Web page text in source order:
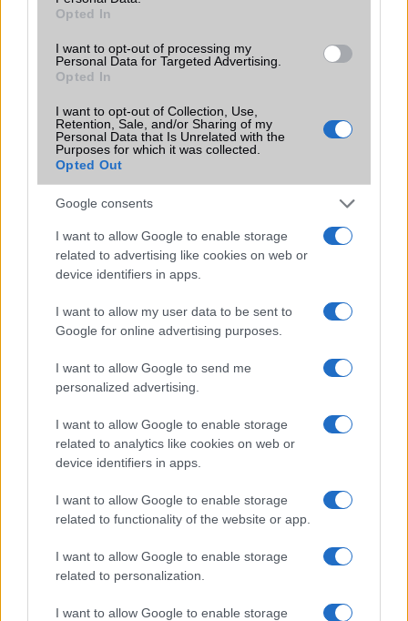
Opted In
I want to opt-out of processing my
Personal Data for Targeted Advertising.
Opted In
I want to opt-out of Collection, Use,
Retention, Sale, and/or Sharing of my
Personal Data that Is Unrelated with the
Purposes for which it was collected.
Opted Out
Google consents
I want to allow Google to enable storage
related to advertising like cookies on web or
device identifiers in apps.
I want to allow my user data to be sent to
Google for online advertising purposes.
I want to allow Google to send me
personalized advertising.
I want to allow Google to enable storage
related to analytics like cookies on web or
device identifiers in apps.
I want to allow Google to enable storage
related to functionality of the website or app.
I want to allow Google to enable storage
related to personalization.
I want to allow Google to enable storage
miközben a Pixel telefonokból továbbra is hiányzik.
KAPCSOLÓDÓ HÍREK
Érkezőben az ultra olcsó okosóra!
Itt a Xiaomi elsõ igazi okosórája
Az Apple és Xiaomi uralja az okosórák piacát
Miért bírják tovább a Garmin okosórák, mint a WearOS
alapú konkurencia?
4 okosóra beállítás, hogy jelentősen javítsd az üzemidőt
piacvezető
További hírek
Számos népszerű Samsung Galaxy készülék kimarad a One
UI 9 frissítésből – itt a lista az érintett modellekről